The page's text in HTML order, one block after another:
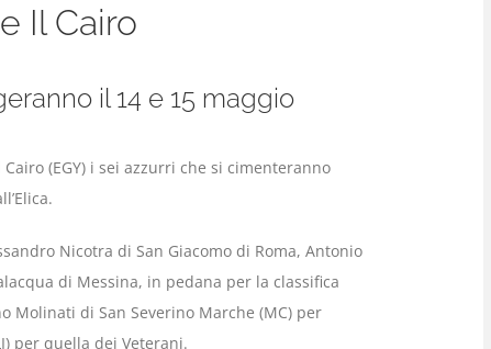
Il Cairo
il 14 e 15 maggio
(EGY) i sei azzurri che si cimenteranno
Nicotra di San Giacomo di Roma, Antonio
di Messina, in pedana per la classifica
Molinati di San Severino Marche (MC) per
per quella dei Veterani.